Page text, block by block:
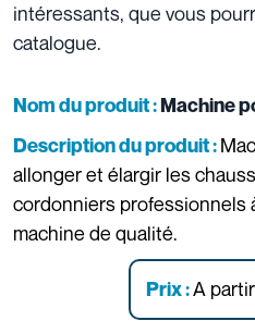
intéressants, que vous
catalogue.
Nom du produit :Machine
Description du produit :
allonger et élargir les
cordonniers professionnels
machine de qualité.
Prix :A partir